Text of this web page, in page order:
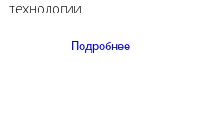
технологии.
Подробнее